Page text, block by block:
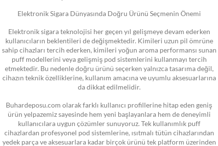
Elektronik Sigara Dünyasında Doğru Ürünü Seçmenin Önemi
Elektronik sigara teknolojisi her geçen yıl gelişmeye devam ederken
kullanıcıların beklentileri de değişmektedir. Kimileri uzun pil ömrüne
sahip cihazları tercih ederken, kimileri yoğun aroma performansı sunan
puff modellerini veya gelişmiş pod sistemlerini kullanmayı tercih
etmektedir. Bu nedenle doğru ürünü seçerken yalnızca tasarıma değil,
cihazın teknik özelliklerine, kullanım amacına ve uyumlu aksesuarlarına
da dikkat edilmelidir.
Buhardeposu.com olarak farklı kullanıcı profillerine hitap eden geniş
ürün yelpazemiz sayesinde hem yeni başlayanlara hem de deneyimli
kullanıcılara uygun çözümler sunuyoruz. Tek kullanımlık puff
cihazlardan profesyonel pod sistemlerine, ısıtmalı tütün cihazlarından
yedek parça ve aksesuarlara kadar birçok ürünü tek platform üzerinden